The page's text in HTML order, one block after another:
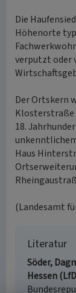
Die
Höhenorte
verputzt oder
Der Ortskern
Klosterstraße
18.
Haus
(Landesamt
Literatur
Söder,
Hessen